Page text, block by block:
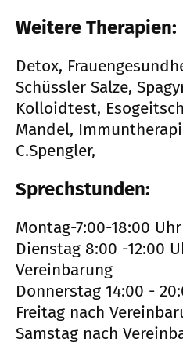
Weitere Therapien:
Detox,
Schüssler Salze,
Kolloidtest,
Mandel,
C.Spengler,
Sprechstunden:
Montag-7:00-18:00 Uhr
Dienstag 8:00 -12:00
Vereinbarung
Donnerstag 14:00 -
Freitag nach
Samstag nach